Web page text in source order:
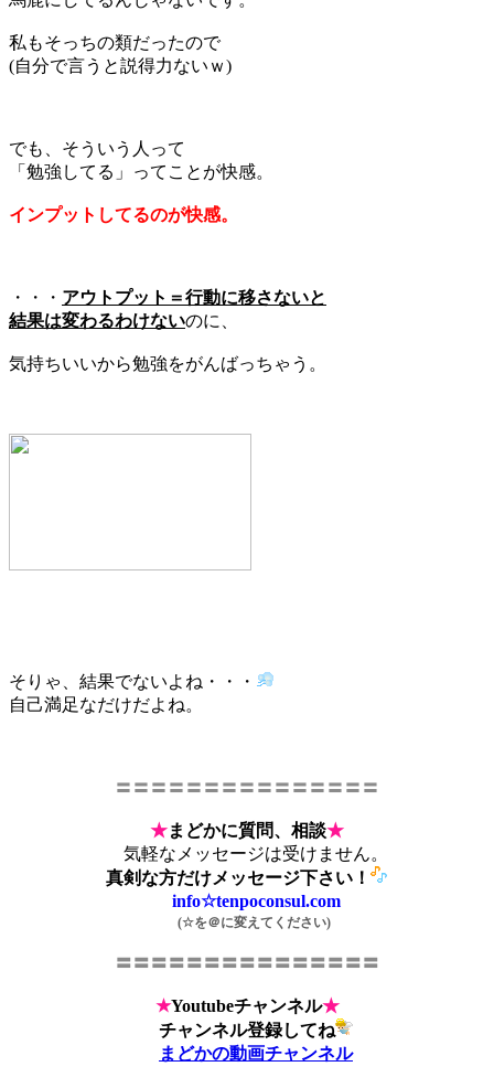
私もそっちの類だったので
(自分で言うと説得力ないｗ)
でも、そういう人って
「勉強してる」ってことが快感。
インプットしてるのが快感。
・・・ アウトプット＝行動に移さないと
結果は変わるわけないのに、
気持ちいいから勉強をがんばっちゃう。
そりゃ、結果でないよね・・・
自己満足なだけだよね。
〓〓〓〓〓〓〓〓〓〓〓〓〓〓〓
★まどかに質問、相談★
気軽なメッセージは受けません。
真剣な方だけメッセージ下さい！
info☆tenpoconsul.com
(☆を＠に変えてください)
〓〓〓〓〓〓〓〓〓〓〓〓〓〓〓
★Youtubeチャンネル★
チャンネル登録してね
まどかの動画チャンネル